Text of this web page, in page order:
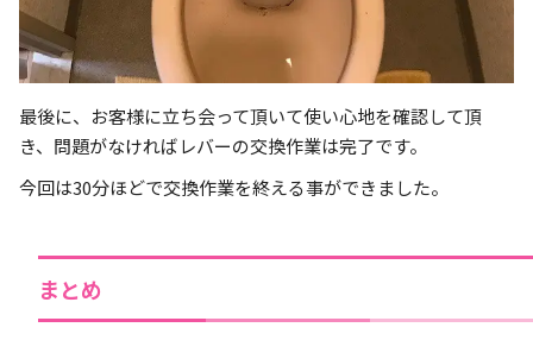
最後に、お客様に立ち会って頂いて使い心地を確認して頂
き、問題がなければレバーの交換作業は完了です。
今回は30分ほどで交換作業を終える事ができました。
まとめ